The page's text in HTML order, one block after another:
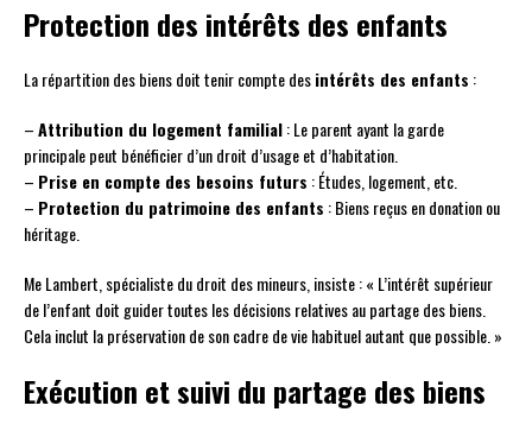
Protection des intérêts des enfants
La répartition des biens doit tenir compte desintérêts des enfants :
–Attribution du logement familial: Le parent ayant la garde
principale peut bénéficier d’un droit d’usage et d’habitation.
– Prise en compte des besoins futurs : Études, logement, etc.
– Protection du patrimoine des enfants : Biens reçus en donation ou
héritage.
Me Lambert, spécialiste du droit des mineurs, insiste : « L’intérêt supérieur
de l’enfant doit guider toutes les décisions relatives au partage des biens.
Cela inclut la préservation de son cadre de vie habituel autant que possible. »
Exécution et suivi du partage des biens